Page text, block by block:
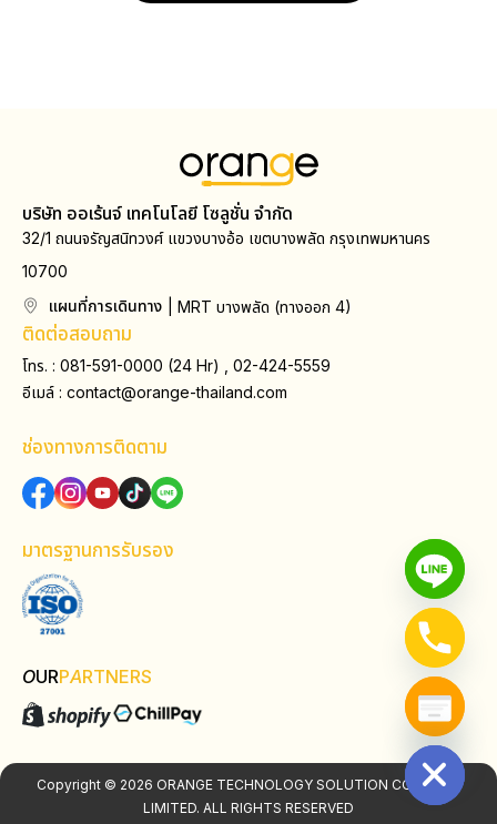
บริษัท ออเร้นจ์ เทคโนโลยี โซลูชั่น จำกัด
32/1 ถนนจรัญสนิทวงศ์ แขวงบางอ้อ เขตบางพลัด กรุงเทพมหานคร
10700
แผนที่การเดินทาง
| MRT บางพลัด (ทางออก 4)
ติดต่อสอบถาม
โทร. : 081-591-0000 (24 Hr) , 02-424-5559
อีเมล์ : contact@orange-thailand.com
ช่องทางการติดตาม
มาตรฐานการรับรอง
OURPARTNERS
Copyright © 2026 ORANGE TECHNOLOGY SOLUTION COMPANY
LIMITED. ALL RIGHTS RESERVED
Hide chaty